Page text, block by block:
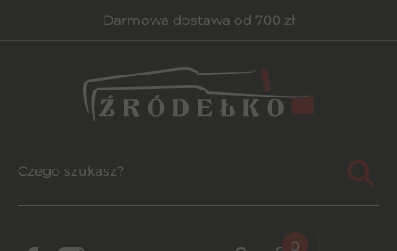
Darmowa dostawa od 700 zł
0